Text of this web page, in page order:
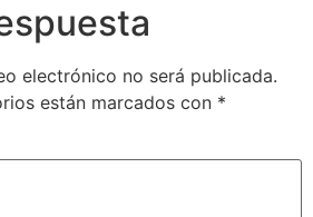
electrónico no será publicada.
están marcados con *